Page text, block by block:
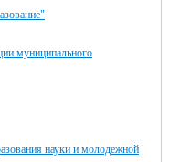
муниципального
науки и молодежной